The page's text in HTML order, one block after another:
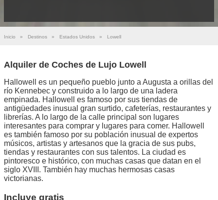
Inicio » Destinos » Estados Unidos » Lowell
Alquiler de Coches de Lujo Lowell
Hallowell es un pequeño pueblo junto a Augusta a orillas del
río Kennebec y construido a lo largo de una ladera
empinada. Hallowell es famoso por sus tiendas de
antigüedades inusual gran surtido, cafeterías, restaurantes y
librerías. A lo largo de la calle principal son lugares
interesantes para comprar y lugares para comer. Hallowell
es también famoso por su población inusual de expertos
músicos, artistas y artesanos que la gracia de sus pubs,
tiendas y restaurantes con sus talentos. La ciudad es
pintoresco e histórico, con muchas casas que datan en el
siglo XVIII. También hay muchas hermosas casas
victorianas.
Incluye gratis